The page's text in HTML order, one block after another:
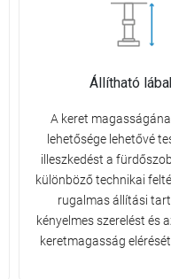
Állítható
A keret
lehetősége lehetővé
illeszkedést a
különböző technikai
rugalmas állítási
kényelmes szerelést és
keretmagasság